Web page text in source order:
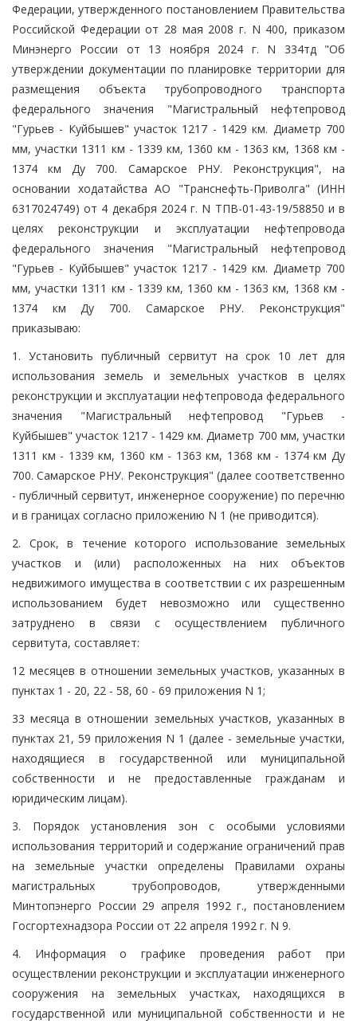
Федерации, утвержденного постановлением Правительства
Российской Федерации от 28 мая 2008 г. N 400, приказом
Минэнерго России от 13 ноября 2024 г. N 334тд "Об
утверждении документации по планировке территории для
размещения объекта трубопроводного транспорта
федерального значения "Магистральный нефтепровод
"Гурьев - Куйбышев" участок 1217 - 1429 км. Диаметр 700
мм, участки 1311 км - 1339 км, 1360 км - 1363 км, 1368 км -
1374 км Ду 700. Самарское РНУ. Реконструкция", на
основании ходатайства АО "Транснефть-Приволга" (ИНН
6317024749) от 4 декабря 2024 г. N ТПВ-01-43-19/58850 и в
целях реконструкции и эксплуатации нефтепровода
федерального значения "Магистральный нефтепровод
"Гурьев - Куйбышев" участок 1217 - 1429 км. Диаметр 700
мм, участки 1311 км - 1339 км, 1360 км - 1363 км, 1368 км -
1374 км Ду 700. Самарское РНУ. Реконструкция"
приказываю:
1. Установить публичный сервитут на срок 10 лет для
использования земель и земельных участков в целях
реконструкции и эксплуатации нефтепровода федерального
значения "Магистральный нефтепровод "Гурьев -
Куйбышев" участок 1217 - 1429 км. Диаметр 700 мм, участки
1311 км - 1339 км, 1360 км - 1363 км, 1368 км - 1374 км Ду
700. Самарское РНУ. Реконструкция" (далее соответственно
- публичный сервитут, инженерное сооружение) по перечню
и в границах согласно приложению N 1 (не приводится).
2. Срок, в течение которого использование земельных
участков и (или) расположенных на них объектов
недвижимого имущества в соответствии с их разрешенным
использованием будет невозможно или существенно
затруднено в связи с осуществлением публичного
сервитута, составляет:
12 месяцев в отношении земельных участков, указанных в
пунктах 1 - 20, 22 - 58, 60 - 69 приложения N 1;
33 месяца в отношении земельных участков, указанных в
пунктах 21, 59 приложения N 1 (далее - земельные участки,
находящиеся в государственной или муниципальной
собственности и не предоставленные гражданам и
юридическим лицам).
3. Порядок установления зон с особыми условиями
использования территорий и содержание ограничений прав
на земельные участки определены Правилами охраны
магистральных трубопроводов, утвержденными
Минтопэнерго России 29 апреля 1992 г., постановлением
Госгортехнадзора России от 22 апреля 1992 г. N 9.
4. Информация о графике проведения работ при
осуществлении реконструкции и эксплуатации инженерного
сооружения на земельных участках, находящихся в
государственной или муниципальной собственности и не